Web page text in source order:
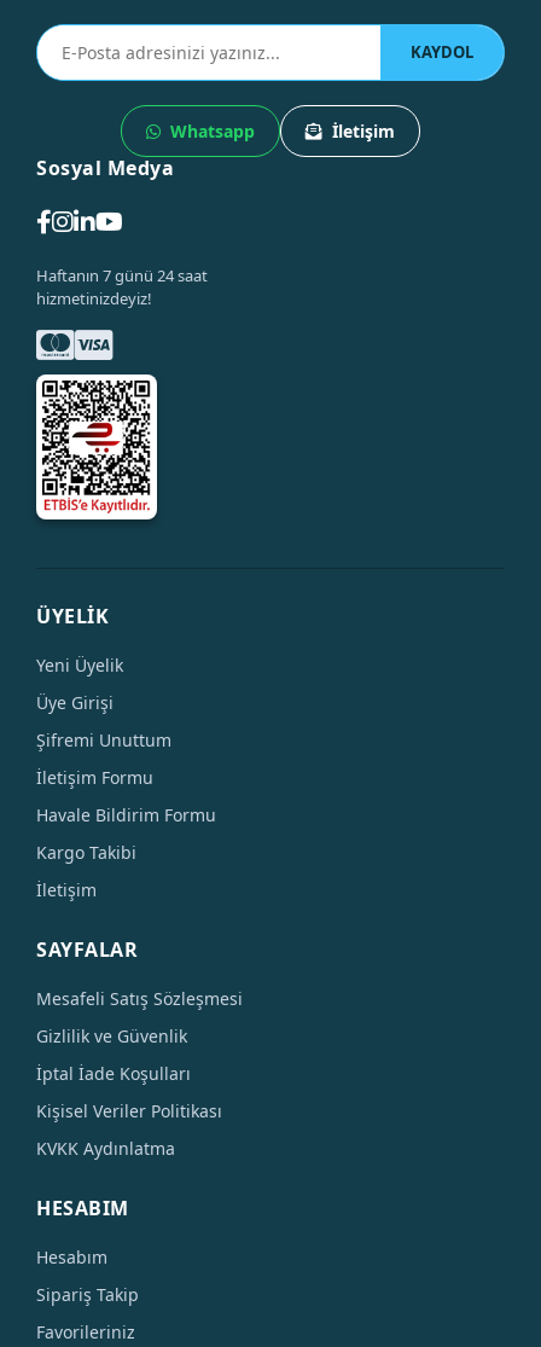
KAYDOL
Whatsapp İletişim
Sosyal Medya
Haftanın 7 günü 24 saat
hizmetinizdeyiz!
ÜYELİK
Yeni Üyelik
Üye Girişi
Şifremi Unuttum
İletişim Formu
Havale Bildirim Formu
Kargo Takibi
İletişim
SAYFALAR
Mesafeli Satış Sözleşmesi
Gizlilik ve Güvenlik
İptal İade Koşulları
Kişisel Veriler Politikası
KVKK Aydınlatma
HESABIM
Hesabım
Sipariş Takip
Favorileriniz